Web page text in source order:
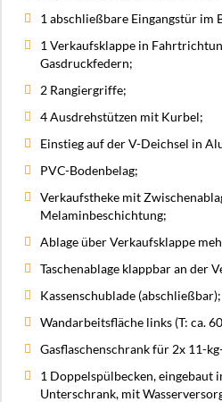
1 abschließbare Eingangstür im
1 Verkaufsklappe in
Gasdruckfedern;
2 Rangiergriffe;
4 Ausdrehstützen mit Kurbel;
Einstieg auf der V-Deichsel in
PVC-Bodenbelag;
Verkaufstheke mit
Melaminbeschichtung;
Ablage über Verkaufsklappe
Taschenablage klappbar an der
Kassenschublade (abschließbar);
Wandarbeitsfläche links (T: ca.
Gasflaschenschrank für 2x 11-
1 Doppelspülbecken, eingebaut
Unterschrank, mit